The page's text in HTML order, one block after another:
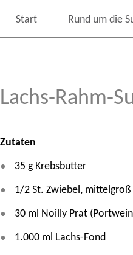
Start Rund um die
Lachs-Rahm-
Zutaten
35 g Krebsbutter
1/2 St. Zwiebel, mittelgroß
30 ml Noilly Prat
1.000 ml Lachs-Fond